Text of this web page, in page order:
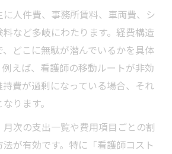
採算ラインを把握し経費を見直
直結する訪問看護経費の優先項
テーション採算ライン算出のコ
無駄を区別する訪問看護の考え
人件費、事務所賃料、車両費、シ
など多岐にわたります。経費構造
どこに無駄が潜んでいるかを具体
えば、看護師の移動ルートが非効
費が過剰になっている場合、それ
ります。
次の支出一覧や費用項目ごとの割
が有効です。特に「看護師コスト